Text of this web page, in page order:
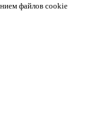
файлов cookie